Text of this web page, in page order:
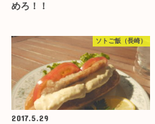
めろ！！
ソトご飯（長崎）
2017.5.29